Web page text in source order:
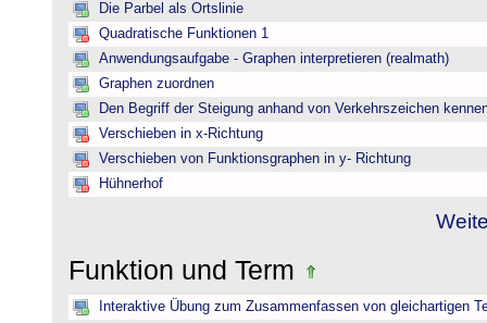
Die Parbel als Ortslinie
Quadratische Funktionen 1
Anwendungsaufgabe - Graphen interpretieren (realmath)
Graphen zuordnen
Den Begriff der Steigung anhand von Verkehrszeichen
Verschieben in x-Richtung
Verschieben von Funktionsgraphen in y- Richtung
Hühnerhof
Funktion und Term
Interaktive Übung zum Zusammenfassen von gleichartigen